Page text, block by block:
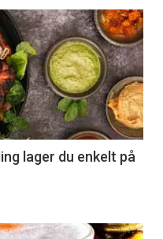
lager du enkelt på